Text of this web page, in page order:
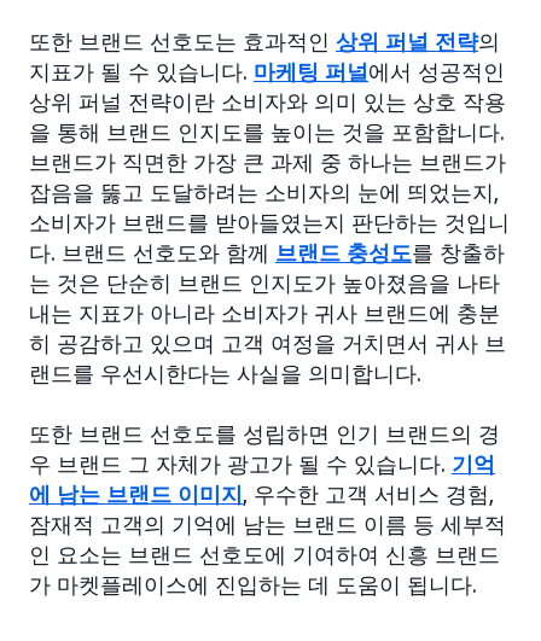
또한 브랜드 선호도는 효과적인 상위 퍼널 전략의
지표가 될 수 있습니다. 마케팅 퍼널에서 성공적인
상위 퍼널 전략이란 소비자와 의미 있는 상호 작용
을 통해 브랜드 인지도를 높이는 것을 포함합니다.
브랜드가 직면한 가장 큰 과제 중 하나는 브랜드가
잡음을 뚫고 도달하려는 소비자의 눈에 띄었는지,
소비자가 브랜드를 받아들였는지 판단하는 것입니
다. 브랜드 선호도와 함께 브랜드 충성도를 창출하
는 것은 단순히 브랜드 인지도가 높아졌음을 나타
내는 지표가 아니라 소비자가 귀사 브랜드에 충분
히 공감하고 있으며 고객 여정을 거치면서 귀사 브
랜드를 우선시한다는 사실을 의미합니다.
또한 브랜드 선호도를 성립하면 인기 브랜드의 경
우 브랜드 그 자체가 광고가 될 수 있습니다. 기억
에 남는 브랜드 이미지, 우수한 고객 서비스 경험,
잠재적 고객의 기억에 남는 브랜드 이름 등 세부적
인 요소는 브랜드 선호도에 기여하여 신흥 브랜드
가 마켓플레이스에 진입하는 데 도움이 됩니다.